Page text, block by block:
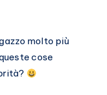
molto più
cose